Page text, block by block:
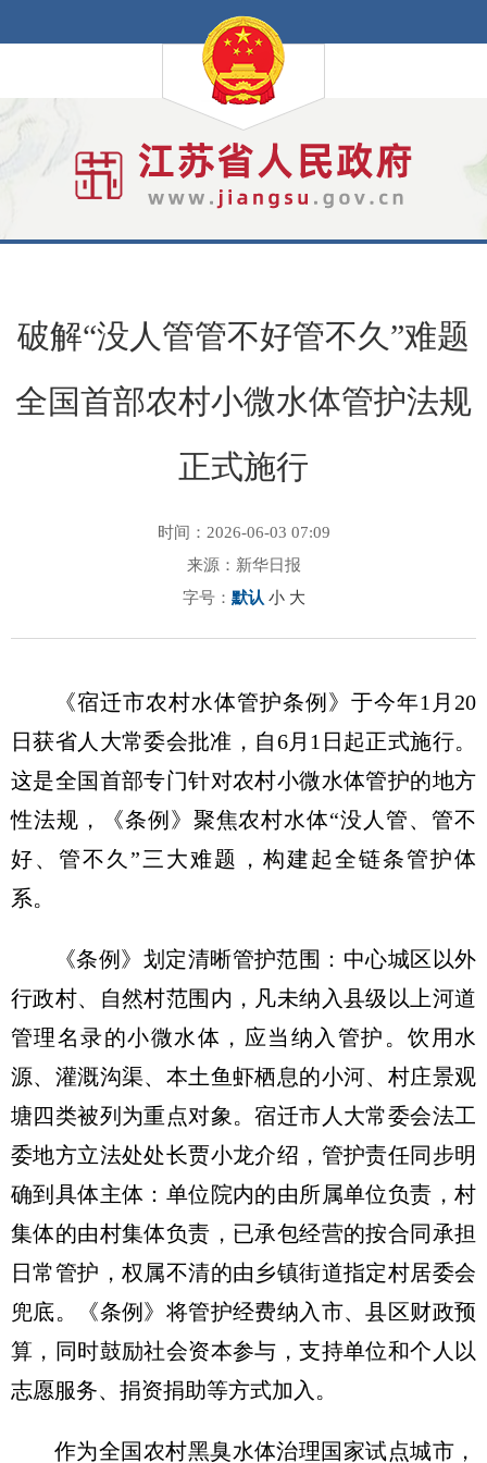
破解“没人管管不好管不久”难题
全国首部农村小微水体管护法规
正式施行
时间：2026-06-03 07:09
来源：新华日报
字号： 默认 小 大
《宿迁市农村水体管护条例》于今年1月20
日获省人大常委会批准，自6月1日起正式施行。
这是全国首部专门针对农村小微水体管护的地方
性法规，《条例》聚焦农村水体“没人管、管不
好、管不久”三大难题，构建起全链条管护体
系。
《条例》划定清晰管护范围：中心城区以外
行政村、自然村范围内，凡未纳入县级以上河道
管理名录的小微水体，应当纳入管护。饮用水
源、灌溉沟渠、本土鱼虾栖息的小河、村庄景观
塘四类被列为重点对象。宿迁市人大常委会法工
委地方立法处处长贾小龙介绍，管护责任同步明
确到具体主体：单位院内的由所属单位负责，村
集体的由村集体负责，已承包经营的按合同承担
日常管护，权属不清的由乡镇街道指定村居委会
兜底。《条例》将管护经费纳入市、县区财政预
算，同时鼓励社会资本参与，支持单位和个人以
志愿服务、捐资捐助等方式加入。
作为全国农村黑臭水体治理国家试点城市，